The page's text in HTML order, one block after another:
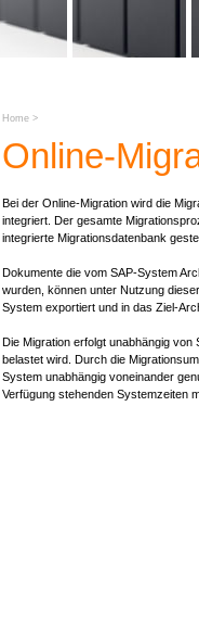
Home>
Online-
Bei der Online-Migration wird die
integriert. Der gesamte
integrierte Migrationsdatenbank
Dokumente die vom SAP-System
wurden, können unter Nutzung
System exportiert und in das Ziel-
Die Migration erfolgt unabhängig von
belastet wird. Durch die
System unabhängig voneinander
Verfügung stehenden Systemzeiten